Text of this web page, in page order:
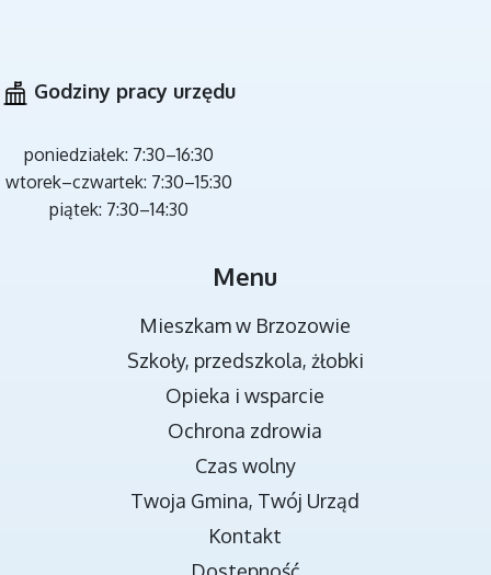
MIEJSCA REKREACJI
TRANSMISJA OBRAD RADY MIEJSKIEJ
Godziny pracy urzędu
poniedziałek: 7:30–16:30
wtorek–czwartek: 7:30–15:30
piątek: 7:30–14:30
Menu
Mieszkam w Brzozowie
Szkoły, przedszkola, żłobki
Opieka i wsparcie
Ochrona zdrowia
Czas wolny
Twoja Gmina, Twój Urząd
Kontakt